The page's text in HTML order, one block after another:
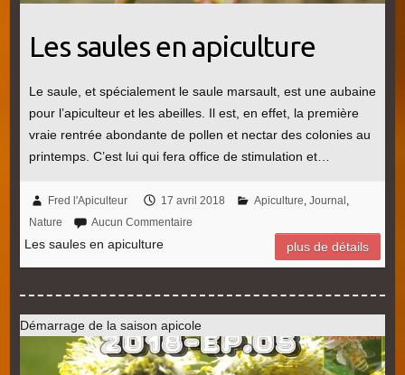
Les saules en apiculture
Le saule, et spécialement le saule marsault, est une aubaine
pour l’apiculteur et les abeilles. Il est, en effet, la première
vraie rentrée abondante de pollen et nectar des colonies au
printemps. C’est lui qui fera office de stimulation et…
Fred l'Apiculteur 17 avril 2018 Apiculture, Journal ,
Nature
Aucun Commentaire
Les saules en apiculture plus de détails
Démarrage de la saison apicole